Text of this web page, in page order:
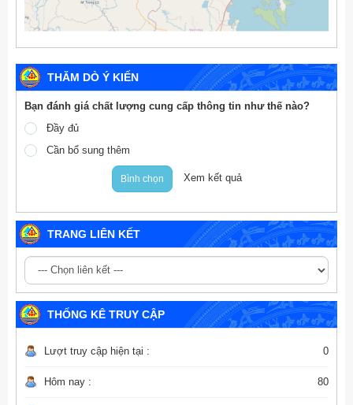
THĂM DÒ Ý KIẾN
Bạn đánh giá chất lượng cung cấp thông tin như thế nào?
Đầy đủ
Cần bổ sung thêm
Bình chọn Xem kết quả
TRANG LIÊN KẾT
THỐNG KÊ TRUY CẬP
Lượt truy cập hiện tại : 0
Hôm nay : 80